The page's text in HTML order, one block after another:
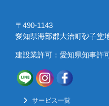
〒490-1143
愛知県海部郡大治町砂子堂
建設業許可：愛知県知事
サービス一覧